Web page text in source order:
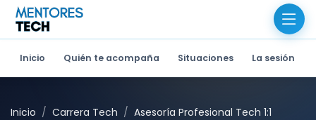
Inicio Quién te acompaña Situaciones La sesión
Inicio Carrera Tech Asesoría Profesional Tech 1:1